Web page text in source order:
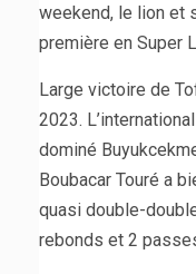
weekend, le lion et
première en Super
Large victoire de
2023.
dominé
Boubacar Touré a
quasi double-
rebonds et 2